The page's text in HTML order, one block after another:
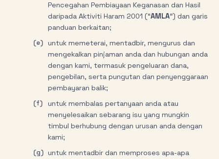
Pencegahan Pembiayaan Keganasan dan Hasil
daripada Aktiviti Haram 2001 (“AMLA”) dan garis
panduan berkaitan;
(e) untuk memeterai, mentadbir, mengurus dan
mengekalkan pinjaman anda dan hubungan anda
dengan kami, termasuk pengeluaran dana,
pengebilan, serta pungutan dan penyenggaraan
pembayaran balik;
(f)
untuk membalas pertanyaan anda atau
menyelesaikan sebarang isu yang mungkin
timbul berhubung dengan urusan anda dengan
kami;
(g) untuk mentadbir dan memproses apa-apa